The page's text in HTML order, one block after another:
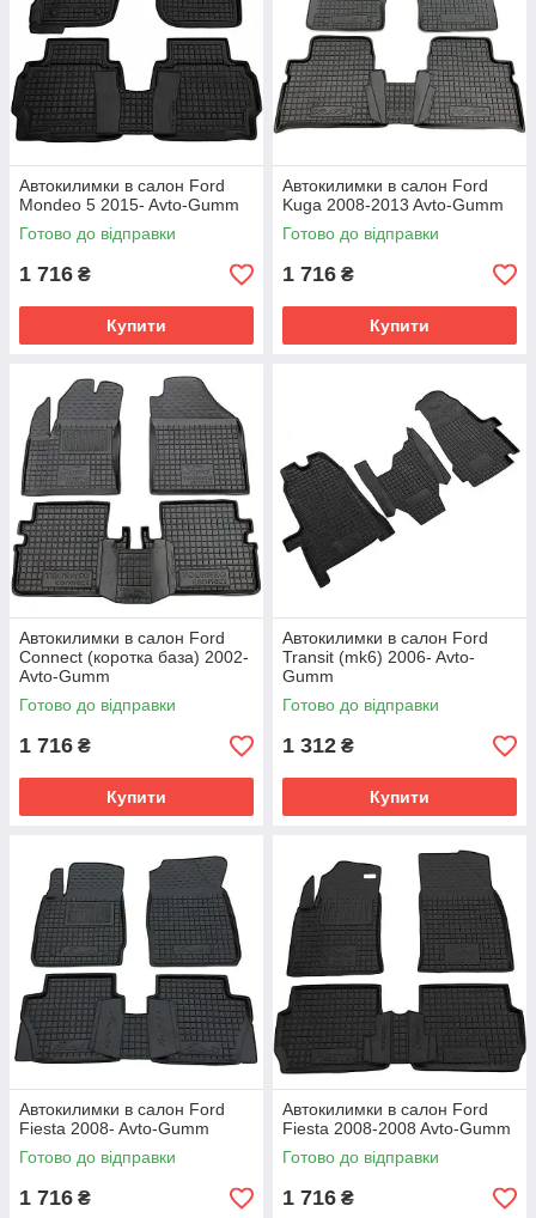
Автокилимки в салон Ford
Mondeo 5 2015- Avto-Gumm
Готово до відправки
1 716 ₴
Купити
Автокилимки в салон Ford
Kuga 2008-2013 Avto-Gumm
Готово до відправки
1 716 ₴
Купити
Автокилимки в салон Ford
Connect (коротка база) 2002-
Avto-Gumm
Готово до відправки
1 716 ₴
Купити
Автокилимки в салон Ford
Transit (mk6) 2006- Avto-
Gumm
Готово до відправки
1 312 ₴
Купити
Автокилимки в салон Ford
Fiesta 2008- Avto-Gumm
Готово до відправки
1 716 ₴
Автокилимки в салон Ford
Fiesta 2008-2008 Avto-Gumm
Готово до відправки
1 716 ₴